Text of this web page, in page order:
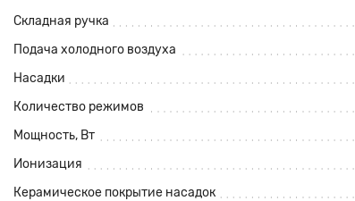
Складная ручка
Подача холодного воздуха
Насадки
Количество режимов
Мощность, Вт
Ионизация
Керамическое покрытие насадок